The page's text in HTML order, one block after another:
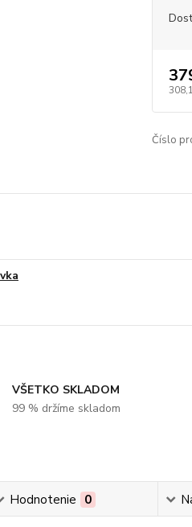
Číslo
VŠETKO SKLADOM
99 % držíme skladom
Hodnotenie 0